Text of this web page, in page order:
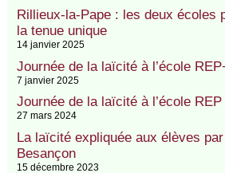
Rillieux-la-Pape : les deux écoles
la tenue unique
14 janvier 2025
Journée de la laïcité à l’école
7 janvier 2025
Journée de la laïcité à l’école
27 mars 2024
La laïcité expliquée aux élèves
Besançon
15 décembre 2023